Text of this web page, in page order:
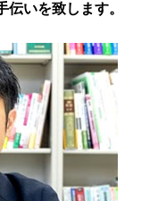
いを致します。